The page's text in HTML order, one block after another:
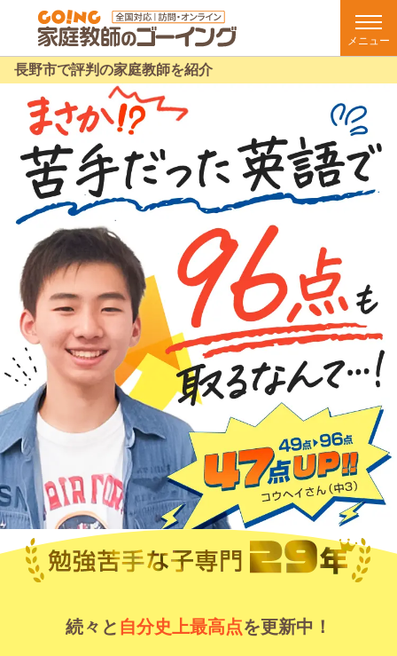
メニュー
長野市で評判の家庭教師を紹介
続々と 自分史上最高点を更新中！